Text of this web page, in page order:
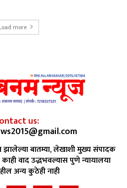
Load more
us:
झालेल्या बातम्या, लेखाशी मुख्य संपादक
वाद उद्भभवल्यास पुणे न्यायालया
अन्य कुठेही नाही